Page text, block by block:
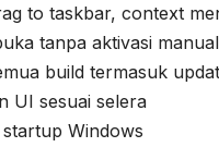
to taskbar, context
tanpa aktivasi manual
build termasuk
UI sesuai selera
Windows